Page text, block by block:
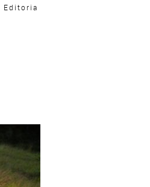
Editoria